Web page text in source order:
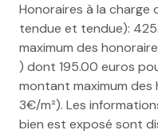
Honoraires à la
tendue et tendue):
maximum des
) dont 195.00 euros
montant maximum
3€/m²). Les
bien est exposé sont